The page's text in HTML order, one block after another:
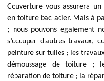
Couverture vous assurera
en toiture bac acier. Mais à
; nous pouvons également
s’occuper d’autres travaux,
peinture sur tuiles ; les
démoussage de toiture ;
réparation de toiture ; la